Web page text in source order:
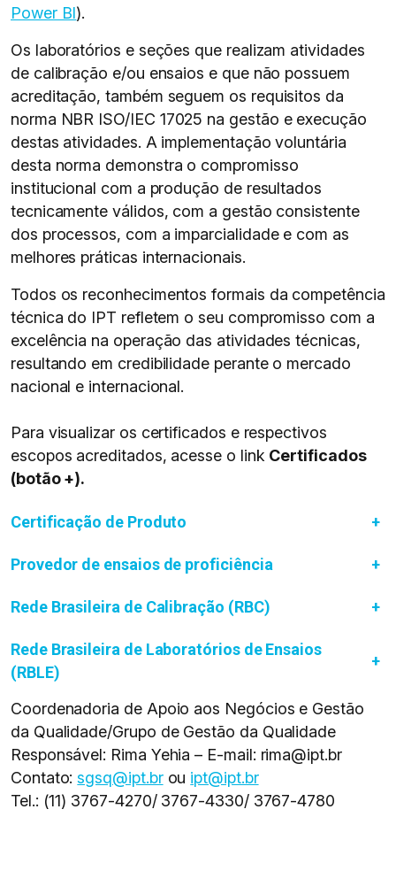
Power BI).
Os laboratórios e seções que realizam atividades
de calibração e/ou ensaios e que não possuem
acreditação, também seguem os requisitos da
norma NBR ISO/IEC 17025 na gestão e execução
destas atividades. A implementação voluntária
desta norma demonstra o compromisso
institucional com a produção de resultados
tecnicamente válidos, com a gestão consistente
dos processos, com a imparcialidade e com as
melhores práticas internacionais.
Todos os reconhecimentos formais da competência
técnica do IPT refletem o seu compromisso com a
excelência na operação das atividades técnicas,
resultando em credibilidade perante o mercado
nacional e internacional.
Para visualizar os certificados e respectivos
escopos acreditados, acesse o link Certificados
(botão +).
Certificação de Produto +
Provedor de ensaios de proficiência +
Rede Brasileira de Calibração (RBC) +
Rede Brasileira de Laboratórios de Ensaios
(RBLE)
+
Coordenadoria de Apoio aos Negócios e Gestão
da Qualidade/Grupo de Gestão da Qualidade
Responsável: Rima Yehia – E-mail: rima@ipt.br
Contato:sgsq@ipt.brou ipt@ipt.br
Tel.: (11) 3767-4270/ 3767-4330/ 3767-4780